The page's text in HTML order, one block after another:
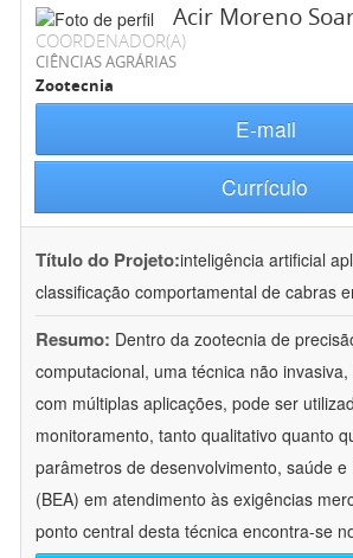
Acir Moreno
COORDENADOR(A)
CIÊNCIAS AGRÁRIAS
Zootecnia
E-mail
Currículo
Título do Projeto:inteligência artificial
classificação comportamental de cabras
Resumo: Dentro da zootecnia de
computacional, uma técnica não
com múltiplas aplicações, pode ser
monitoramento, tanto qualitativo quanto
parâmetros de desenvolvimento, saúde e
(BEA) em atendimento às exigências
ponto central desta técnica encontra-se